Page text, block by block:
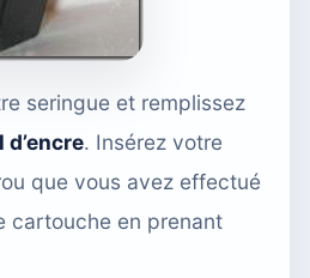
seringue et remplissez
d’encre. Insérez votre
que vous avez effectué
cartouche en prenant